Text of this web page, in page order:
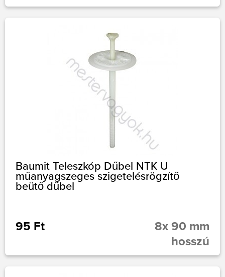
Baumit Teleszkóp Dűbel NTK U
műanyagszeges szigetelésrögzítő
beütő dűbel
95 Ft
8x 90 mm
hosszú